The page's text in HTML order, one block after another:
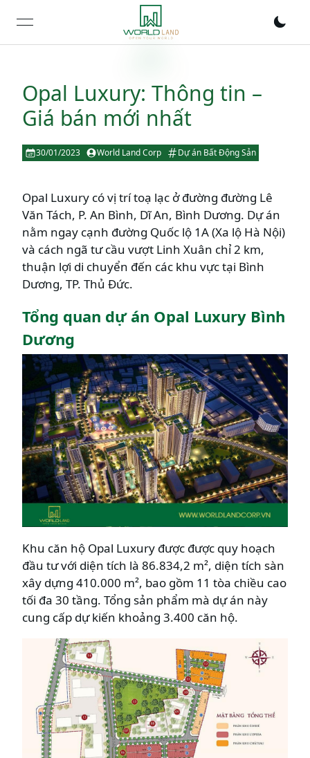
open navigation menu
Opal Luxury: Thông tin –
Giá bán mới nhất
30/01/2023 World Land Corp Dự án Bất Động Sản
Opal Luxury có vị trí toạ lạc ở đường đường Lê
Văn Tách, P. An Bình, Dĩ An, Bình Dương. Dự án
nằm ngay cạnh đường Quốc lộ 1A (Xa lộ Hà Nội)
và cách ngã tư cầu vượt Linh Xuân chỉ 2 km,
thuận lợi di chuyển đến các khu vực tại Bình
Dương, TP. Thủ Đức.
Tổng quan dự án Opal Luxury Bình
Dương
Khu căn hộ Opal Luxury được được quy hoạch
đầu tư với diện tích là 86.834,2 m², diện tích sàn
xây dựng 410.000 m², bao gồm 11 tòa chiều cao
tối đa 30 tầng. Tổng sản phẩm mà dự án này
cung cấp dự kiến khoảng 3.400 căn hộ.